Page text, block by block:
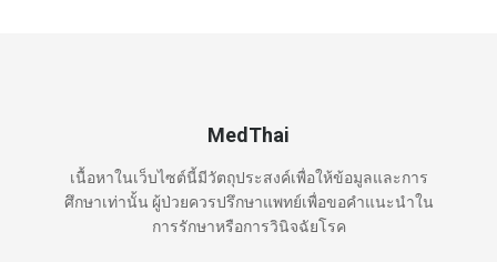
MedThai
เนื้อหาในเว็บไซต์นี้มีวัตถุประสงค์เพื่อให้ข้อมูลและการ
ศึกษาเท่านั้น ผู้ป่วยควรปรึกษาแพทย์เพื่อขอคำแนะนำใน
การรักษาหรือการวินิจฉัยโรค